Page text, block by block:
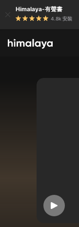
Himalaya-有聲書
4.8k 安裝